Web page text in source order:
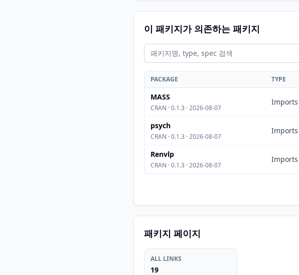
이 패키지가 의존하는 패키지
PACKAGE TYPE
MASS
CRAN · 0.1.3 · 2026-08-07
Imports
psych
CRAN · 0.1.3 · 2026-08-07
Imports
Renvlp
CRAN · 0.1.3 · 2026-08-07
Imports
패키지 페이지
ALL LINKS
19